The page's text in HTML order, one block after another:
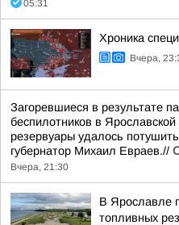
05:31
Хроника
Вчера,
Загоревшиеся в результате
беспилотников в
резервуары удалось
губернатор Михаил Евраев.//
Вчера, 21:30
В Ярославле
топливных